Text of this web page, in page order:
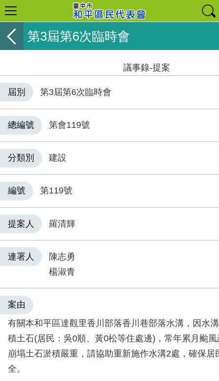
第3屆第6次臨時會
議事錄-提案
屆別 第3屆第6次臨時會
總編號 第會119號
分類別 建設
編號 第119號
提案人 羅清輝
連署人
陳志勇
楊淑青
案由
有關本和平區達觀里香川部落香川巷部落水溝，因水
積土石(居民：吳0順、黃0松等住處邊)，常年累月颱
崩塌土石淤積嚴重，請協助重新施作水溝2處，確保居
全。